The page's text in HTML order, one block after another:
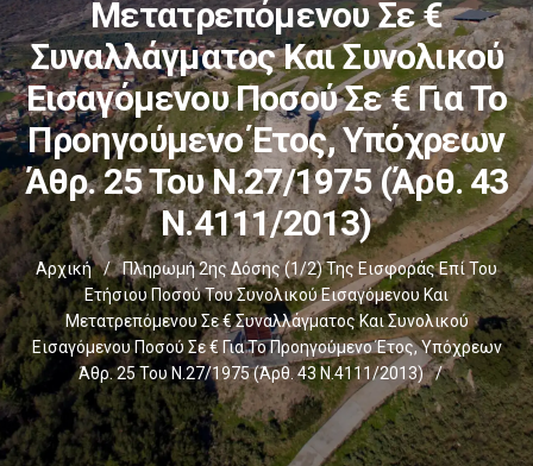
Μετατρεπόμενου Σε €
Συναλλάγματος Και Συνολικού
Εισαγόμενου Ποσού Σε € Για Το
Προηγούμενο Έτος, Υπόχρεων
Άθρ. 25 Του Ν.27/1975 (άρθ. 43
Ν.4111/2013)
Αρχική /
Πληρωμή 2ης Δόσης (1/2) Της Εισφοράς Επί Του
Ετήσιου Ποσού Του Συνολικού Εισαγόμενου Και
Μετατρεπόμενου Σε € Συναλλάγματος Και Συνολικού
Εισαγόμενου Ποσού Σε € Για Το Προηγούμενο Έτος, Υπόχρεων
Άθρ. 25 Του Ν.27/1975 (άρθ. 43 Ν.4111/2013)
/